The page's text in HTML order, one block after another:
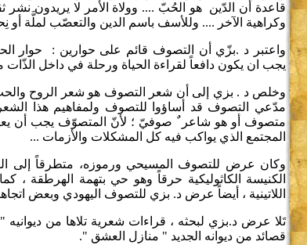
قاعدة أن الدّين هو الحُبّ .... وولاة الأمر لا يريدون نشر
وكراهية الآخر .... وللأسف باسم الدين والتعصّب لملَّة أو
واعتبر د .بزّي أن التصوف قائم على حوارين : حوار
يجب ان يكون دافعاً لقراءة الحياة ورحلة في داخل
وخلص د . بزي إلى أن شعر التصوف هو شعر الروح
مدّعي التصوف قد أساؤوا للتصوف ولمفاهيم هذا
متصوف أو هو شاعر ٌ صوفيّ ؛ لأنّ المتصوّف يجب أن
المجتمع الذي يواكب فيه كل المشكلات والأزمات ...
وكان عرض للتصوف المسيحي ورموزه، متطرقاً إلى
الكنيسة الكاثوليكية حرقاً وهو حي بتهمة الهرطقة ،
اللاتينية ، أيضاً عرض د. بزي للتصوف اليهودي وبعض
تَلا عرض د.بزي لبحثه ، قراءات شعرية تلاها من
قصائد من ديوانه الجديد " منازل العشق ".